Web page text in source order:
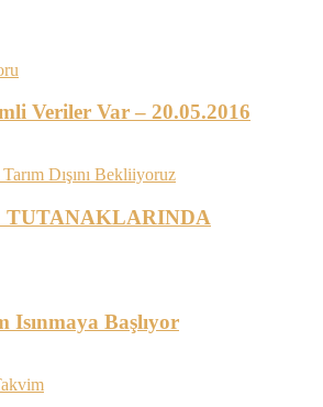
Veriler Var – 20.05.2016
TUTANAKLARINDA
Başlıyor